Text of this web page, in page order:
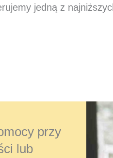
jedną z
przy
lub